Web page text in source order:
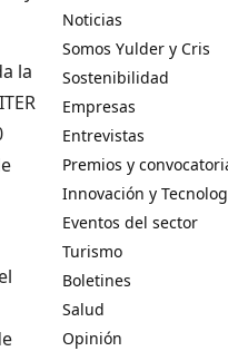
la
Noticias
Somos Yulder y Cris
Sostenibilidad
Empresas
Entrevistas
Premios y
Innovación y
Eventos del sector
Turismo
Boletines
Salud
Opinión